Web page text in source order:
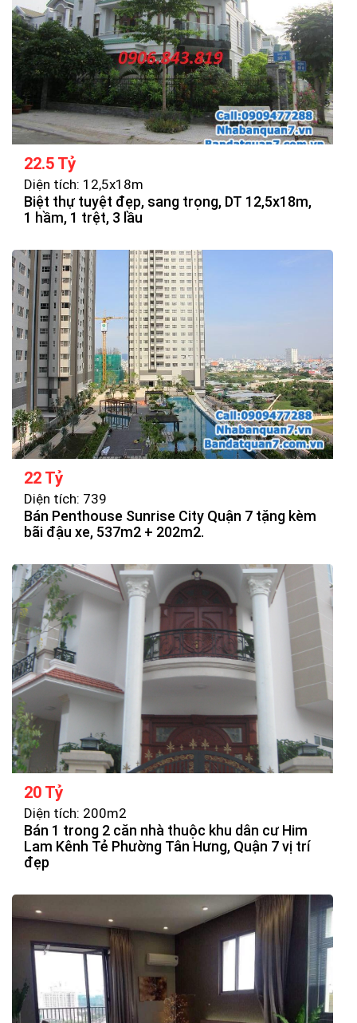
22.5 Tỷ
Diện tích: 12,5x18m
Biệt thự tuyệt đẹp, sang trọng, DT 12,5x18m,
1 hầm, 1 trệt, 3 lầu
22 Tỷ
Diện tích: 739
Bán Penthouse Sunrise City Quận 7 tặng kèm
bãi đậu xe, 537m2 + 202m2.
20 Tỷ
Diện tích: 200m2
Bán 1 trong 2 căn nhà thuộc khu dân cư Him
Lam Kênh Tẻ Phường Tân Hưng, Quận 7 vị trí
đẹp